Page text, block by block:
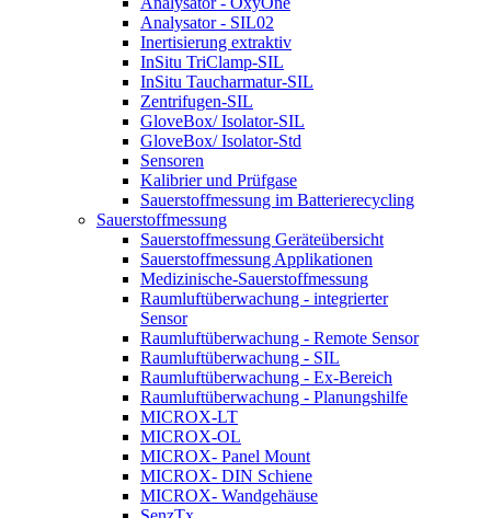
Analysator - SIL02
Inertisierung extraktiv
InSitu TriClamp-SIL
InSitu Taucharmatur-SIL
Zentrifugen-SIL
GloveBox/ Isolator-SIL
GloveBox/ Isolator-Std
Sensoren
Kalibrier und Prüfgase
Sauerstoffmessung im Batterierecycling
Sauerstoffmessung
Sauerstoffmessung Geräteübersicht
Sauerstoffmessung Applikationen
Medizinische-Sauerstoffmessung
Raumluftüberwachung - integrierter
Sensor
Raumluftüberwachung - Remote Sensor
Raumluftüberwachung - SIL
Raumluftüberwachung - Ex-Bereich
Raumluftüberwachung - Planungshilfe
MICROX-LT
MICROX-OL
MICROX- Panel Mount
MICROX- DIN Schiene
MICROX- Wandgehäuse